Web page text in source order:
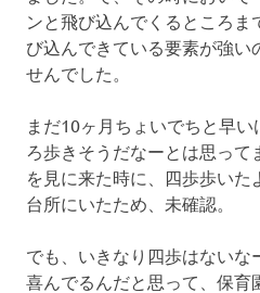
ンと飛び込んでくるところ
び込んできている要素が強い
せんでした。
まだ10ヶ月ちょいでちと早
ろ歩きそうだなーとは思って
を見に来た時に、四歩歩い
台所にいたため、未確認。
でも、いきなり四歩はないな
喜んでるんだと思って、保育